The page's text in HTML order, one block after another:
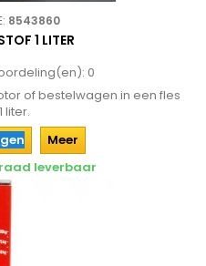
8543860
1 LITER
0
of bestelwagen in een fles
liter.
Meer
leverbaar